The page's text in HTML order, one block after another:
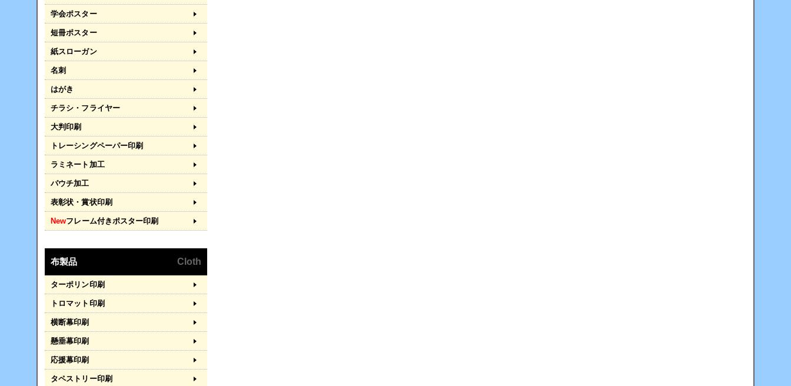
学会ポスター
短冊ポスター
紙スローガン
名刺
はがき
チラシ・フライヤー
大判印刷
トレーシングペーパー印刷
ラミネート加工
パウチ加工
表彰状・賞状印刷
Newフレーム付きポスター印刷
布製品 Cloth
ターポリン印刷
トロマット印刷
横断幕印刷
懸垂幕印刷
応援幕印刷
タペストリー印刷